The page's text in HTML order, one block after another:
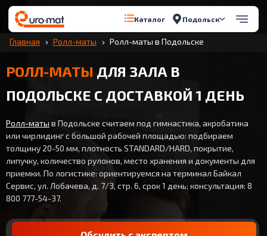
Каталог Подольск
Главная Ролл-маты Ролл-маты в Подольске
РОЛЛ-МАТЫ ДЛЯ ЗАЛА В
ПОДОЛЬСКЕ С ДОСТАВКОЙ 1 ДЕНЬ
Ролл-маты в Подольске считаем под гимнастика, акробатика
или чирлидинг с большой рабочей площадью: подбираем
толщину 20-50 мм, плотность STANDARD/HARD, покрытие,
липучку, количество рулонов, место хранения и документы для
приемки. По логистике: ориентируемся на терминал Байкал
Сервис, ул. Лобачева, д. 7/3, стр. 6, срок 1 день; консультация: 8
800 777-54-37.